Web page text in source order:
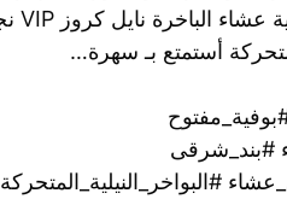
أستمتع بـ سهرة…
#بند_شرقى
#البواخر_النيلية_المتحركة